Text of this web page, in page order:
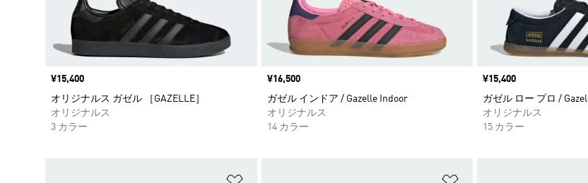
価格
¥15,400
オリジナルス ガゼル ［GAZELLE］
オリジナルス
3 カラー
価格
¥16,500
ガゼル インドア / Gazelle Indoor
オリジナルス
14 カラー
価格
¥15,400
ガゼル ロー プロ /
オリジナルス
15 カラー